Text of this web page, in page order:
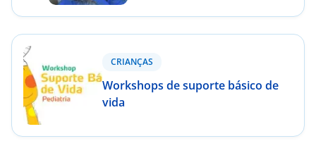
CRIANÇAS
Workshops de suporte básico de
vida